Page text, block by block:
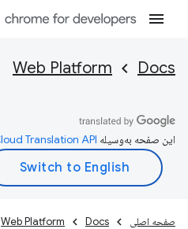
Docs
Web Platform
این صفحه به‌وسیله
صفحه اصلی Docs
Web Platform